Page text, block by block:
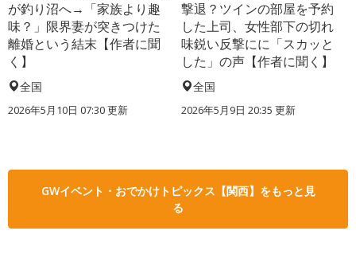
が釣り沼へ→「家族より趣
味？」限界妻が突きつけた
離婚という結末【作者に聞
く】
全国
2026年5月10日 07:30 更新
撃退？ツインの部屋を予約
した上司、女性部下の切れ
味鋭い反撃にに「スカッと
した」の声【作者に聞く】
全国
2026年5月9日 20:35 更新
GWイベント・おでかけトピックス【関西】をもっと見
る